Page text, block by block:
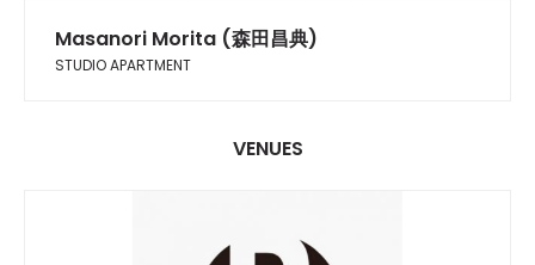
Masanori Morita (森田昌典)
STUDIO APARTMENT
VENUES